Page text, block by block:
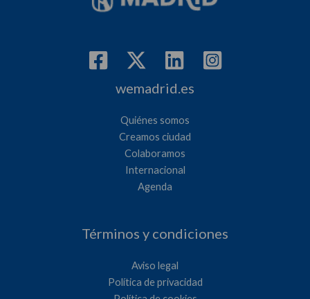
wemadrid.es
Quiénes somos
Creamos ciudad
Colaboramos
Internacional
Agenda
Términos y condiciones
Aviso legal
Política de privacidad